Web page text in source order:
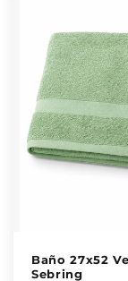
Baño 27x52
Sebring